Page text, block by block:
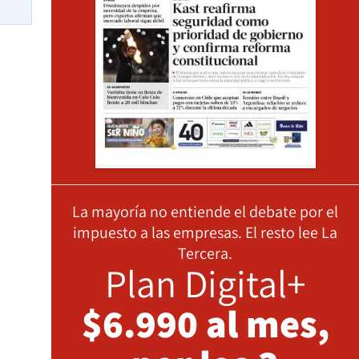
La mayoría no entiende el debate por el
impuesto a las empresas. El resto lee La
Tercera.
Plan Digital+
$6.990 al mes,